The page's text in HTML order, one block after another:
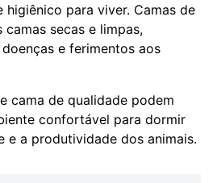
para viver. Camas de
secas e limpas,
e ferimentos aos
cama de qualidade podem
confortável para dormir
e a produtividade dos animais.